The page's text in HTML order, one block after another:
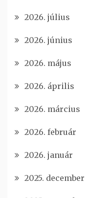
2026. július
2026. június
2026. május
2026. április
2026. március
2026. február
2026. január
2025. december